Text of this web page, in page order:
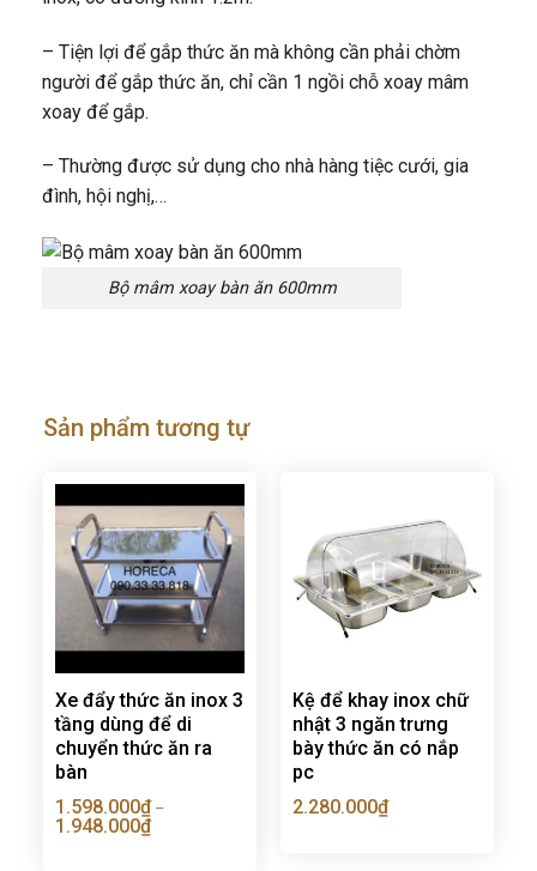
– Tiện lợi để gắp thức ăn mà không cần phải chờm
người để gắp thức ăn, chỉ cần 1 ngồi chỗ xoay mâm
xoay để gắp.
– Thường được sử dụng cho nhà hàng tiệc cưới, gia
đình, hội nghị,…
Bộ mâm xoay bàn ăn 600mm
Sản phẩm tương tự
Xe đẩy thức ăn inox 3
tầng dùng để di
chuyển thức ăn ra
bàn
1.598.000₫–
1.948.000₫
Kệ để khay inox chữ
nhật 3 ngăn trưng
bày thức ăn có nắp
pc
2.280.000₫